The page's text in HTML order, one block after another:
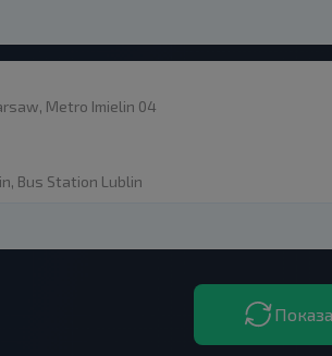
Metro Imielin 04
Bus Station Lublin